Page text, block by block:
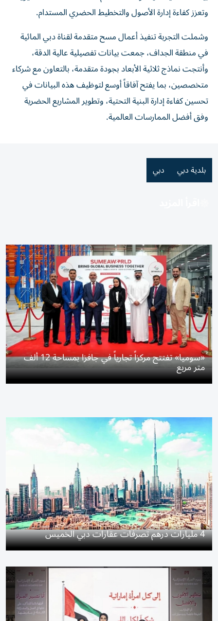
وتعزز كفاءة إدارة الأصول والتخطيط الحضري المستدام.
وشملت التجربة تنفيذ أعمال مسح متقدمة لقناة دبي المائية
في منطقة الجداف، جمعت بيانات تفصيلية عالية الدقة،
وأنتجت نماذج ثلاثية الأبعاد بجودة متقدمة، بالتعاون مع شركاء
متخصصين، بما يفتح آفاقاً أوسع لتوظيف هذه البيانات في
تحسين كفاءة إدارة البنية التحتية، وتطوير المشاريع الحضرية
وفق أفضل الممارسات العالمية.
بلدية دبي دبي
«سوميا» تفتتح مركزاً تجارياً في جافزا بمساحة 12 ألف
متر مربع
4 مليارات درهم تصرفات عقارات دبي الخميس